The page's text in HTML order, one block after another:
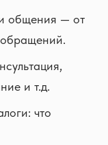
общения — от
обращений.
и т.д.
что